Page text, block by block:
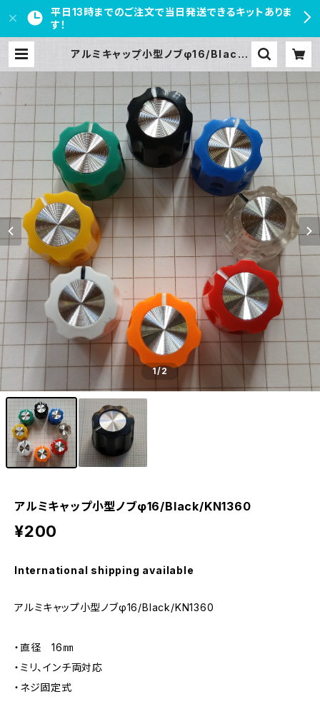
平日13時までのご注文で当日発送できるキットありま
す！
アルミキャップ小型ノブφ16/Black/
1/2
アルミキャップ小型ノブφ16/Black/KN1360
¥200
International shipping available
アルミキャップ小型ノブφ16/Black/KN1360
・直径 16㎜
・ミリ、インチ両対応
・ネジ固定式